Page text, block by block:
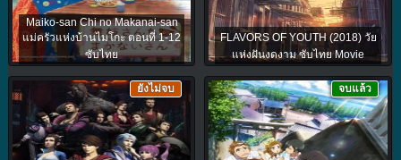
Maiko-san Chi no Makanai-san
แม่ครัวแห่งบ้านไมโกะ ตอนที่ 1-12
ซับไทย
FLAVORS OF YOUTH (2018) วัย
แห่งฝันงดงาม ซับไทย Movie
ยังไม่จบ จบแล้ว